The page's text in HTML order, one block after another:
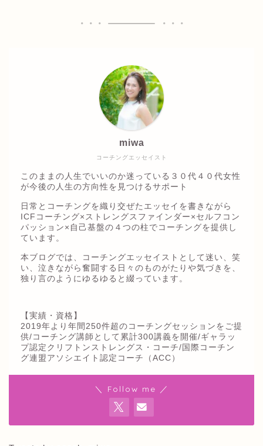
コーチングエッセイスト
miwa
このままの人生でいいのか迷っている３０代４０代女性
が今後の人生の方向性を見つけるサポート
日常とコーチングを織り交ぜたエッセイを書きながら
ICFコーチング×ストレングスファインダー×セルフコン
パッション×自己基盤の４つの柱でコーチングを提供し
ています。
本ブログでは、コーチングエッセイストとして迷い、笑
い、泣きながら奮闘する日々のものがたりや気づきを、
独り言のようにゆるゆると綴っています。
【実績・資格】
2019年より年間250件超のコーチングセッションをご提
供/コーチング講師として累計300講義を開催/ギャラッ
プ認定クリフトンストレングス・コーチ/国際コーチン
グ連盟アソシエイト認定コーチ（ACC）
＼ Follow me ／